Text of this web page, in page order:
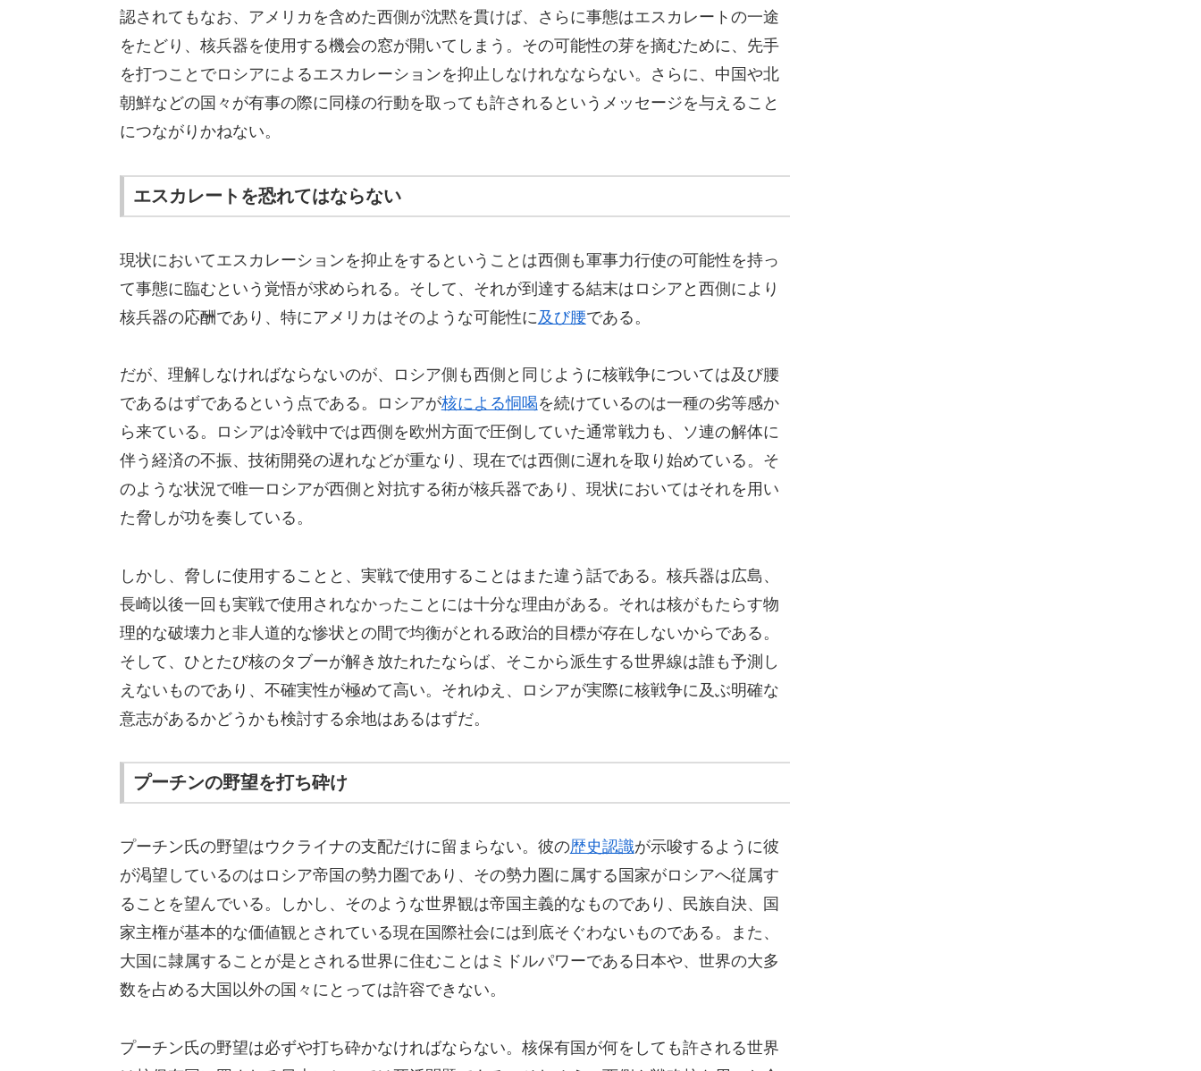
認されてもなお、アメリカを含めた西側が沈黙を貫けば、さらに事態はエスカレートの一途
をたどり、核兵器を使用する機会の窓が開いてしまう。その可能性の芽を摘むために、先手
を打つことでロシアによるエスカレーションを抑止しなけれなならない。さらに、中国や北
朝鮮などの国々が有事の際に同様の行動を取っても許されるというメッセージを与えること
につながりかねない。
エスカレートを恐れてはならない
現状においてエスカレーションを抑止をするということは西側も軍事力行使の可能性を持っ
て事態に臨むという覚悟が求められる。そして、それが到達する結末はロシアと西側により
核兵器の応酬であり、特にアメリカはそのような可能性に 及び腰である。
だが、理解しなければならないのが、ロシア側も西側と同じように核戦争については及び腰
であるはずであるという点である。ロシアが核による恫喝を続けているのは一種の劣等感か
ら来ている。ロシアは冷戦中では西側を欧州方面で圧倒していた通常戦力も、ソ連の解体に
伴う経済の不振、技術開発の遅れなどが重なり、現在では西側に遅れを取り始めている。そ
のような状況で唯一ロシアが西側と対抗する術が核兵器であり、現状においてはそれを用い
た脅しが功を奏している。
しかし、脅しに使用することと、実戦で使用することはまた違う話である。核兵器は広島、
長崎以後一回も実戦で使用されなかったことには十分な理由がある。それは核がもたらす物
理的な破壊力と非人道的な惨状との間で均衡がとれる政治的目標が存在しないからである。
そして、ひとたび核のタブーが解き放たれたならば、そこから派生する世界線は誰も予測し
えないものであり、不確実性が極めて高い。それゆえ、ロシアが実際に核戦争に及ぶ明確な
意志があるかどうかも検討する余地はあるはずだ。
プーチンの野望を打ち砕け
プーチン氏の野望はウクライナの支配だけに留まらない。彼の歴史認識が示唆するように彼
が渇望しているのはロシア帝国の勢力圏であり、その勢力圏に属する国家がロシアへ従属す
ることを望んでいる。しかし、そのような世界観は帝国主義的なものであり、民族自決、国
家主権が基本的な価値観とされている現在国際社会には到底そぐわないものである。また、
大国に隷属することが是とされる世界に住むことはミドルパワーである日本や、世界の大多
数を占める大国以外の国々にとっては許容できない。
プーチン氏の野望は必ずや打ち砕かなければならない。核保有国が何をしても許される世界